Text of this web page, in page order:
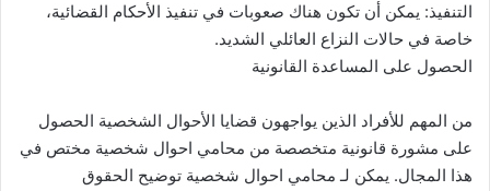
التنفيذ: يمكن أن تكون هناك صعوبات في تنفيذ الأحكام القضائية،
خاصة في حالات النزاع العائلي الشديد.
الحصول على المساعدة القانونية
من المهم للأفراد الذين يواجهون قضايا الأحوال الشخصية الحصول
على مشورة قانونية متخصصة من محامي احوال شخصية مختص في
هذا المجال. يمكن لـ محامي احوال شخصية توضيح الحقوق